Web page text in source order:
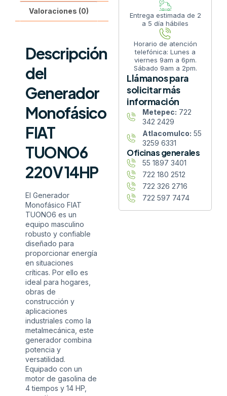
Valoraciones (0)
Descripción
del
Generador
Monofásico
FIAT
TUONO6
220V 14HP
El Generador
Monofásico FIAT
TUONO6 es un
equipo masculino
robusto y confiable
diseñado para
proporcionar energía
en situaciones
críticas. Por ello es
ideal para hogares,
obras de
construcción y
aplicaciones
industriales como la
metalmecánica, este
generador combina
potencia y
versatilidad.
Equipado con un
motor de gasolina de
4 tiempos y 14 HP,
Entrega estimada de 2
a 5 día hábiles
Horario de atención
telefónica: Lunes a
viernes 9am a 6pm.
Sábado 9am a 2pm.
Llámanos para
solicitar más
información
Metepec: 722
342 2429
Atlacomulco: 55
3259 6331
Oficinas generales
55 1897 3401
722 180 2512
722 326 2716
722 597 7474